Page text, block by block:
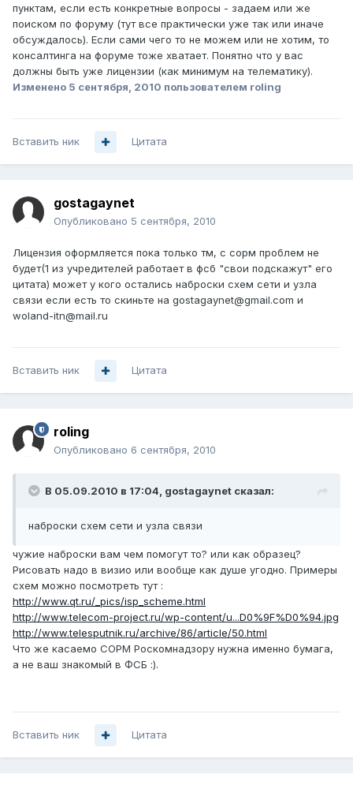
пунктам, если есть конкретные вопросы - задаем или же
поиском по форуму (тут все практически уже так или иначе
обсуждалось). Если сами чего то не можем или не хотим, то
консалтинга на форуме тоже хватает. Понятно что у вас
должны быть уже лицензии (как минимум на телематику).
Изменено 5 сентября, 2010 пользователем roling
Вставить ник Цитата
gostagaynet
Опубликовано 5 сентября, 2010
Лицензия оформляется пока только тм, с сорм проблем не
будет(1 из учредителей работает в фсб "свои подскажут" его
цитата) может у кого остались наброски схем сети и узла
связи если есть то скиньте на gostagaynet@gmail.com и
woland-itn@mail.ru
Вставить ник Цитата
roling
Опубликовано 6 сентября, 2010
В 05.09.2010 в 17:04, gostagaynet сказал:
наброски схем сети и узла связи
чужие наброски вам чем помогут то? или как образец?
Рисовать надо в визио или вообще как душе угодно. Примеры
схем можно посмотреть тут :
http://www.qt.ru/_pics/isp_scheme.html
http://www.telecom-project.ru/wp-content/u...D0%9F%D0%94.jpg
http://www.telesputnik.ru/archive/86/article/50.html
Что же касаемо СОРМ Роскомнадзору нужна именно бумага,
а не ваш знакомый в ФСБ :).
Вставить ник Цитата